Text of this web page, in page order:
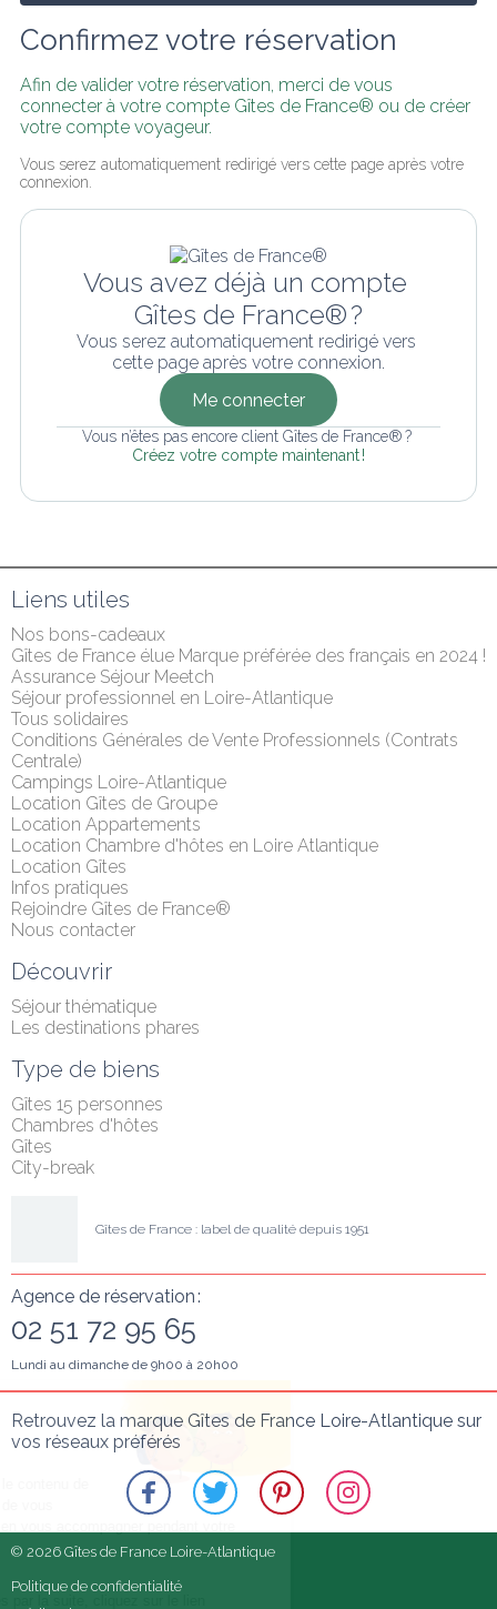
c'est nous...
Cookies !
a attendu d'être sûrs que le contenu de
site vous intéresse avant de vous
modifier vos préférences par la suite, cliquez sur le lien
Confirmez votre réservation
Afin de valider votre réservation, merci de vous
connecter à votre compte Gîtes de France® ou de créer
votre compte voyageur.
Vous serez automatiquement redirigé vers cette page après votre
connexion.
Vous avez déjà un compte
Gîtes de France® ?
Vous serez automatiquement redirigé vers
cette page après votre connexion.
Me connecter
Vous n’êtes pas encore client Gîtes de France® ?
Créez votre compte maintenant !
Liens utiles
Nos bons-cadeaux
Gîtes de France élue Marque préférée des français en 2024 !
Assurance Séjour Meetch
Séjour professionnel en Loire-Atlantique
Tous solidaires
Conditions Générales de Vente Professionnels (Contrats
Centrale)
Campings Loire-Atlantique
Location Gîtes de Groupe
Location Appartements
Location Chambre d'hôtes en Loire Atlantique
Location Gîtes
Infos pratiques
Rejoindre Gîtes de France®
Nous contacter
Découvrir
Séjour thématique
Les destinations phares
Type de biens
Gîtes 15 personnes
Chambres d'hôtes
Gîtes
City-break
Gîtes de France : label de qualité depuis 1951
Agence de réservation :
02 51 72 95 65
Lundi au dimanche de 9h00 à 20h00
Retrouvez la marque Gîtes de France Loire-Atlantique sur
vos réseaux préférés
© 2026 Gîtes de France Loire-Atlantique
Politique de confidentialité